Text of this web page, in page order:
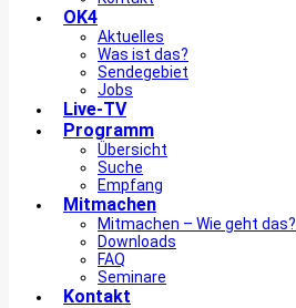
OK4
Aktuelles
Was ist das?
Sendegebiet
Jobs
Live-TV
Programm
Übersicht
Suche
Empfang
Mitmachen
Mitmachen – Wie geht das?
Downloads
FAQ
Seminare
Kontakt